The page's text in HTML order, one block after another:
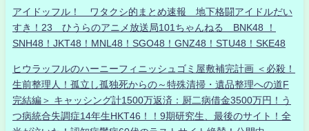
アイドッフル！ ワタクシ的まとめ速報 地下格闘アイドルだい
すき！23 ひうらのアニメ放送局101ちゃんねる BNK48 ！
SNH48！JKT48！MNL48！SGO48！GNZ48！STU48！SKE48
ヒウラッフルのハーニーフィニッシュゴミ屋敷補完計画 ＜必殺！
生前整理人！孤立し孤独死からの～特殊清掃・遺品整理への道F
完結編＞ キャッシング計1500万返済：厨二病借金3500万円！う
つ病統合失調症14年生HKT46！！9期研究生、最後のサイト！全